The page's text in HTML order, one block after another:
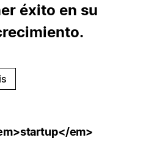
éxito en su
em>